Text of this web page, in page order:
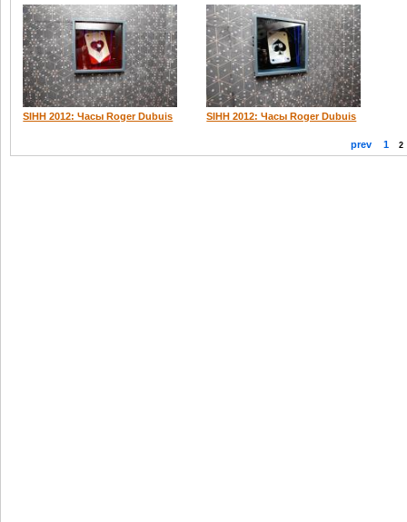
SIHH 2012: Часы Roger Dubuis SIHH 2012: Часы Roger Dubuis
prev 1 2